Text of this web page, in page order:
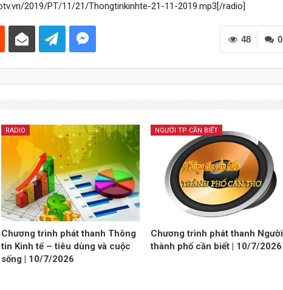
2019/PT/11/21/Thongtinkinhte-21-11-2019.mp3[/radio]
0
48
RADIO
Chương trình phát thanh Thông
tin Kinh tế – tiêu dùng và cuộc
sống | 10/7/2026
NGƯỜI TP CẦN BIẾT
Chương trình phát thanh Người
thành phố cần biết | 10/7/2026